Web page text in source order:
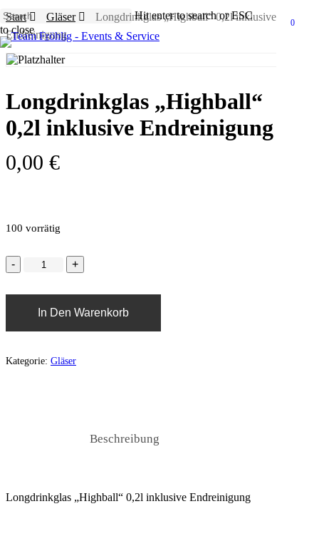
Skip
to
main
content
Hit enter to search or ESC
to close
Close
Search
0
Menu
Start Gläser
Longdrinkglas „Highball“ 0,2l inklusive
Endreinigung
Longdrinkglas „Highball“
0,2l inklusive Endreinigung
0,00 €
100 vorrätig
In Den Warenkorb
Kategorie: Gläser
Beschreibung
Longdrinkglas „Highball“ 0,2l inklusive Endreinigung